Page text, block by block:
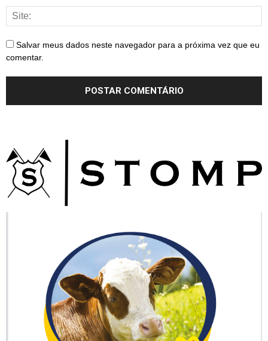
Salvar meus dados neste navegador para a próxima vez que eu
comentar.